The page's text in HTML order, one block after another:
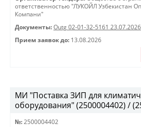
ответственностью "ЛУКОЙЛ Узбекистан
Компани"
Документы: Outg 02-01-32-5161 23.07.2026
Прием заявок до: 13.08.2026
МИ "Поставка ЗИП для
оборудования" (2500004402) /
№: 2500004402